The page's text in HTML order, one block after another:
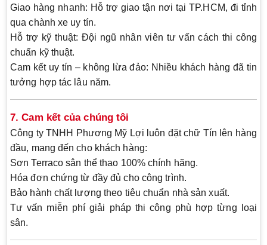
Giao hàng nhanh: Hỗ trợ giao tận nơi tại TP.HCM, đi tỉnh
qua chành xe uy tín.
Hỗ trợ kỹ thuật: Đội ngũ nhân viên tư vấn cách thi công
chuẩn kỹ thuật.
Cam kết uy tín – không lừa đảo: Nhiều khách hàng đã tin
tưởng hợp tác lâu năm.
7. Cam kết của chúng tôi
Công ty TNHH Phương Mỹ Lợi luôn đặt chữ Tín lên hàng
đầu, mang đến cho khách hàng:
Sơn Terraco sân thể thao 100% chính hãng.
Hóa đơn chứng từ đầy đủ cho công trình.
Bảo hành chất lượng theo tiêu chuẩn nhà sản xuất.
Tư vấn miễn phí giải pháp thi công phù hợp từng loại
sân.